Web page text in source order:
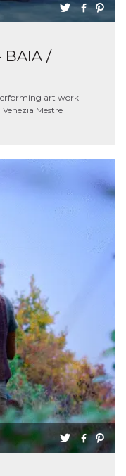
BAIA /
art work
Venezia Mestre